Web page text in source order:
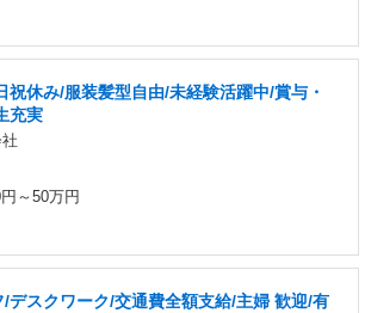
祝休み/服装髪型自由/未経験活躍中/賞与・
充実
～50万円
デスクワーク/交通費全額支給/主婦 歓迎/有